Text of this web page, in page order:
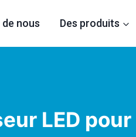
nous Des produits
LED